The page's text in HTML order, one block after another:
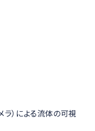
ラ）による流体の可視